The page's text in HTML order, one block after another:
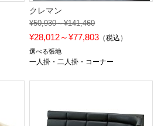
クレマン
¥50,930～¥141,460
¥28,012～¥77,803 （税込）
選べる張地
一人掛・二人掛・コーナー